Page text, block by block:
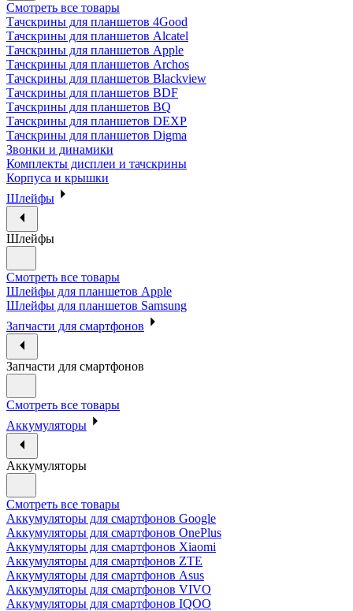
Смотреть все товары
Тачскрины для планшетов 4Good
Тачскрины для планшетов Alcatel
Тачскрины для планшетов Apple
Тачскрины для планшетов Archos
Тачскрины для планшетов Blackview
Тачскрины для планшетов BDF
Тачскрины для планшетов BQ
Тачскрины для планшетов DEXP
Тачскрины для планшетов Digma
Звонки и динамики
Комплекты дисплеи и тачскрины
Корпуса и крышки
Шлейфы
Шлейфы
Смотреть все товары
Шлейфы для планшетов Apple
Шлейфы для планшетов Samsung
Запчасти для смартфонов
Запчасти для смартфонов
Смотреть все товары
Аккумуляторы
Аккумуляторы
Смотреть все товары
Аккумуляторы для смартфонов Google
Аккумуляторы для смартфонов OnePlus
Аккумуляторы для смартфонов Xiaomi
Аккумуляторы для смартфонов ZTE
Аккумуляторы для cмартфонов Asus
Аккумуляторы для смартфонов VIVO
Аккумуляторы для смартфонов IQOO